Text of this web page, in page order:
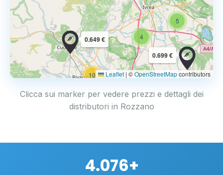
10
4
5
0.699 €
0.649 €
Leaflet | ©OpenStreetMapcontributors
Clicca sui marker per vedere prezzi e dettagli dei
distributori in Rozzano
4.076+